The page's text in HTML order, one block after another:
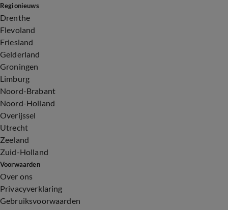
Regionieuws
Drenthe
Flevoland
Friesland
Gelderland
Groningen
Limburg
Noord-Brabant
Noord-Holland
Overijssel
Utrecht
Zeeland
Zuid-Holland
Voorwaarden
Over ons
Privacyverklaring
Gebruiksvoorwaarden